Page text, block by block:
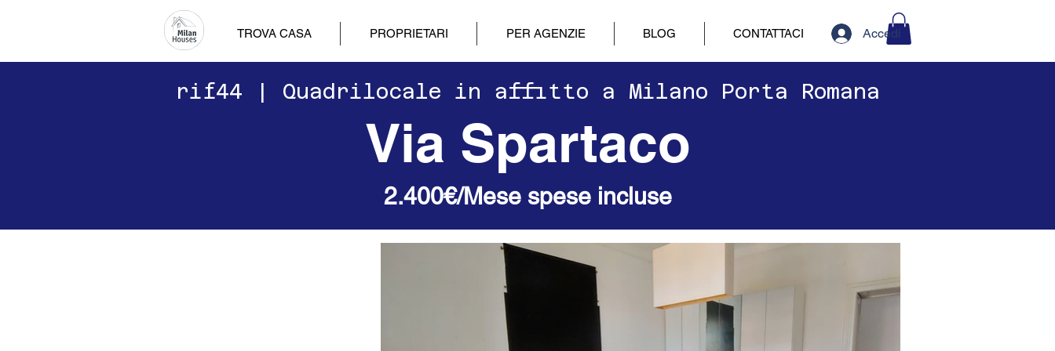
TROVA CASA PROPRIETARI PER AGENZIE BLOG CONTATTACI Accedi
​​rif44 | Quadrilocale in affitto a Milano Porta Romana
Via Spartaco
2.400€/Mese spese incluse